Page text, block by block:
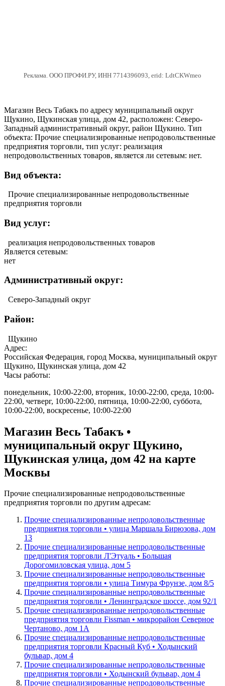
Реклама. ООО ПРОФИ.РУ, ИНН 7714396093, erid: LdtCKWmeo
Магазин Весь Табакъ по адресу муниципальный округ
Щукино, Щукинская улица, дом 42, расположен: Северо-
Западный административный округ, район Щукино. Тип
объекта: Прочие специализированные непродовольственные
предприятия торговли, тип услуг: реализация
непродовольственных товаров, является ли сетевым: нет.
Вид объекта:
Прочие специализированные непродовольственные
предприятия торговли
Вид услуг:
реализация непродовольственных товаров
Является сетевым:
нет
Административный округ:
Северо-Западный округ
Район:
Щукино
Адрес:
Российская Федерация, город Москва, муниципальный округ
Щукино, Щукинская улица, дом 42
Часы работы:
понедельник, 10:00-22:00, вторник, 10:00-22:00, среда, 10:00-
22:00, четверг, 10:00-22:00, пятница, 10:00-22:00, суббота,
10:00-22:00, воскресенье, 10:00-22:00
Магазин Весь Табакъ •
муниципальный округ Щукино,
Щукинская улица, дом 42 на карте
Москвы
Прочие специализированные непродовольственные
предприятия торговли по другим адресам:
Прочие специализированные непродовольственные
предприятия торговли • улица Маршала Бирюзова, дом
13
Прочие специализированные непродовольственные
предприятия торговли Л'Этуаль • Большая
Дорогомиловская улица, дом 5
Прочие специализированные непродовольственные
предприятия торговли • улица Тимура Фрунзе, дом 8/5
Прочие специализированные непродовольственные
предприятия торговли • Ленинградское шоссе, дом 92/1
Прочие специализированные непродовольственные
предприятия торговли Fissman • микрорайон Северное
Чертаново, дом 1А
Прочие специализированные непродовольственные
предприятия торговли Красный Куб • Ходынский
бульвар, дом 4
Прочие специализированные непродовольственные
предприятия торговли • Ходынский бульвар, дом 4
Прочие специализированные непродовольственные